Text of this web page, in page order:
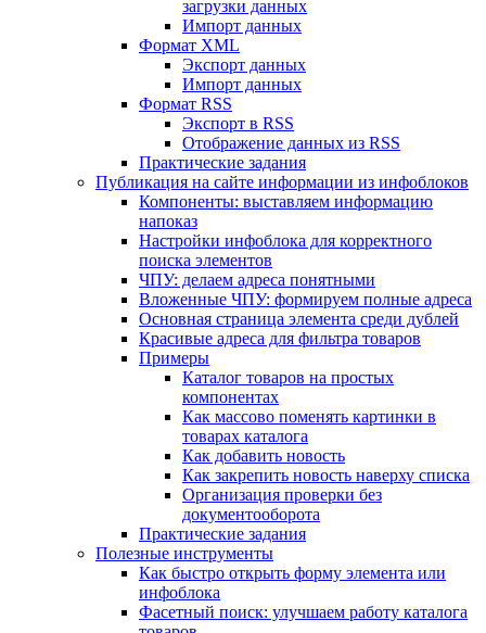
загрузки данных
Импорт данных
Формат XML
Экспорт данных
Импорт данных
Формат RSS
Экспорт в RSS
Отображение данных из RSS
Практические задания
Публикация на сайте информации из инфоблоков
Компоненты: выставляем информацию
напоказ
Настройки инфоблока для корректного
поиска элементов
ЧПУ: делаем адреса понятными
Вложенные ЧПУ: формируем полные адреса
Основная страница элемента среди дублей
Красивые адреса для фильтра товаров
Примеры
Каталог товаров на простых
компонентах
Как массово поменять картинки в
товарах каталога
Как добавить новость
Как закрепить новость наверху списка
Организация проверки без
документооборота
Практические задания
Полезные инструменты
Как быстро открыть форму элемента или
инфоблока
Фасетный поиск: улучшаем работу каталога